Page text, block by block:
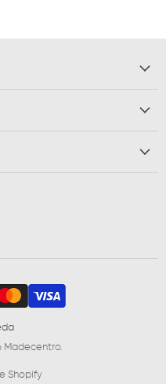
TikTok
Shopify